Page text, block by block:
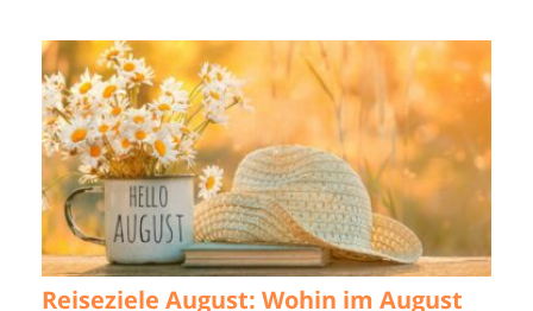
Reiseziele August: Wohin im August